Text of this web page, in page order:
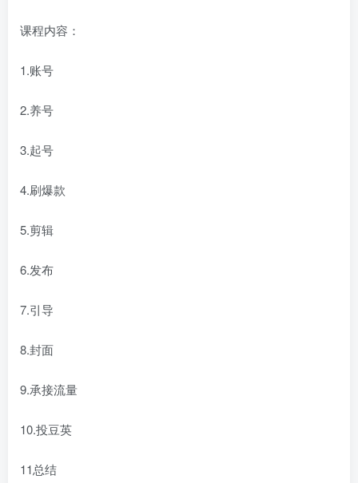
课程内容：
1.账号
2.养号
3.起号
4.刷爆款
5.剪辑
6.发布
7.引导
8.封面
9.承接流量
10.投豆英
11总结